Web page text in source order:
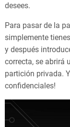
desees.
Para pasar de la
simplemente
y después
correcta, se abrirá
partición privada.
confidenciales!